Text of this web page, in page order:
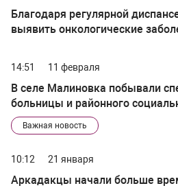
Благодаря регулярной
выявить онкологические
14:51 11 февраля
В селе Малиновка побывали
больницы и районного
Важная новость
10:12 21 января
Аркадакцы начали больше